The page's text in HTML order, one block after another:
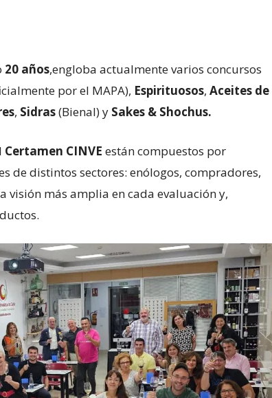
20 años,engloba actualmente varios concursos
por el MAPA), Espirituosos, Aceites de
, Sidras(Bienal) y Sakes & Shochus.
Certamen CINVE están compuestos por
de distintos sectores: enólogos, compradores,
más amplia en cada evaluación y,